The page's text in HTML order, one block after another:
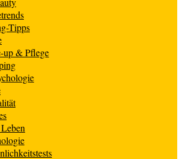
Tipps
up & Pflege